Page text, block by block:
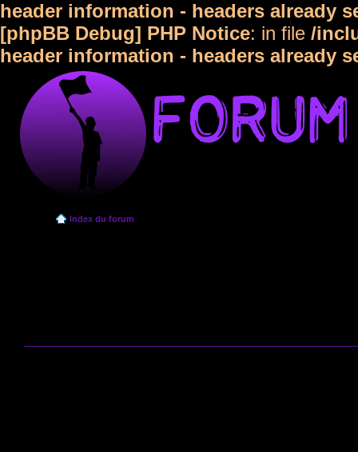
header information - headers already
[phpBB Debug] PHP Notice: in file /
header information - headers already
Index du forum